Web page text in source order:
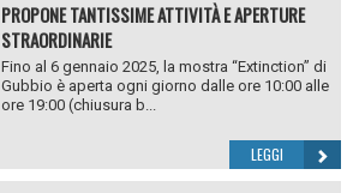
PROPONE TANTISSIME ATTIVITÀ E APERTURE
STRAORDINARIE
Fino al 6 gennaio 2025, la mostra “Extinction” di
Gubbio è aperta ogni giorno dalle ore 10:00 alle
ore 19:00 (chiusura b...
LEGGI